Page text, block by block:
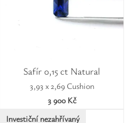
Safír 0,15 ct Natural
3,93 x 2,69 Cushion
3 900 Kč
Investiční nezahřívaný